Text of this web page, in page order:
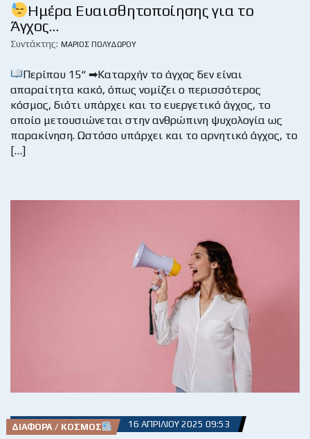
Ημέρα Ευαισθητοποίησης για το
Άγχος…
Συντάκτης: ΜΆΡΙΟΣ ΠΟΛΥΔΏΡΟΥ
Περίπου 15“ ➡Καταρχήν το άγχος δεν είναι
απαραίτητα κακό, όπως νομίζει ο περισσότερος
κόσμος, διότι υπάρχει και το ευεργετικό άγχος, το
οποίο μετουσιώνεται στην ανθρώπινη ψυχολογία ως
παρακίνηση. Ωστόσο υπάρχει και το αρνητικό άγχος, το
[…]
ΔΙΆΦΟΡΑ / ΚΌΣΜΟΣ 16 ΑΠΡΙΛΊΟΥ 2025 09:53